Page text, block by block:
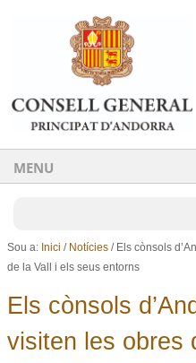
Ves al contingut.
Salta a la
MENU
Sou a: Inici / Notícies / Els cònsols
de la Vall i els seus entorns
Els cònsols
visiten les obres